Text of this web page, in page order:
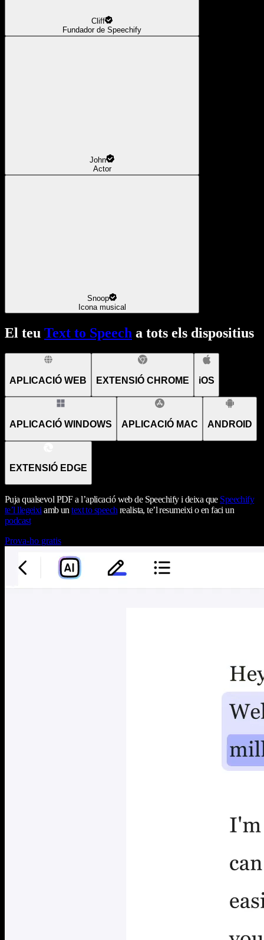
Cliff
Fundador de Speechify
John
Actor
Snoop
Icona musical
El teu Text to Speech a tots els dispositius
APLICACIÓ WEB EXTENSIÓ CHROME iOS
APLICACIÓ WINDOWS APLICACIÓ MAC ANDROID
EXTENSIÓ EDGE
Puja qualsevol PDF a l’aplicació web de Speechify i deixa que Speechify
te’l llegeixi amb untext to speech realista, te’l resumeixi o en faci un
podcast
Prova-ho gratis